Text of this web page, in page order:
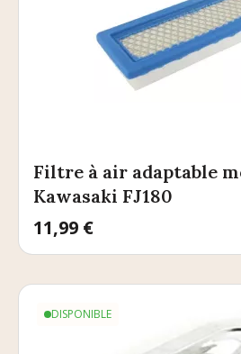
Filtre à air adaptable
Kawasaki FJ180
Prix
11,99 €
DISPONIBLE